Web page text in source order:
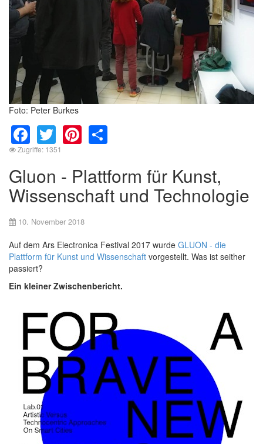
Foto: Peter Burkes
Facebook
TwitterPinterest
Zugriffe: 1351
Gluon - Plattform für Kunst,
Wissenschaft und Technologie
10. November 2018
Auf dem Ars Electronica Festival 2017 wurde GLUON - die
Plattform für Kunst und Wissenschaft vorgestellt. Was ist seither
passiert?
Ein kleiner Zwischenbericht.